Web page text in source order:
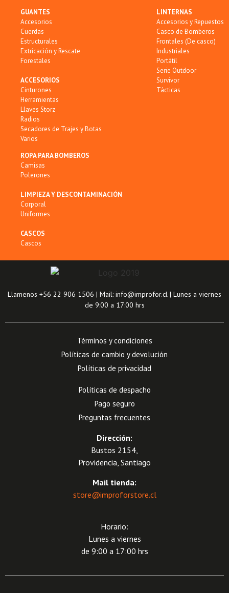
GUANTES
Accesorios
Cuerdas
Estructurales
Extricación y Rescate
Forestales
ACCESORIOS
Cinturones
Herramientas
Llaves Storz
Radios
Secadores de Trajes y Botas
Varios
LINTERNAS
Accesorios y Repuestos
Casco de Bomberos
Frontales (De casco)
Industriales
Portátil
Serie Outdoor
Survivor
Tácticas
ROPA PARA BOMBEROS
Camisas
Polerones
LIMPIEZA Y DESCONTAMINACIÓN
Corporal
Uniformes
CASCOS
Cascos
Llamenos +56 22 906 1506 | Mail: info@improfor.cl | Lunes a viernes
de 9:00 a 17:00 hrs
Términos y condiciones
Políticas de cambio y devolución
Políticas de privacidad
Políticas de despacho
Pago seguro
Preguntas frecuentes
Dirección:
Bustos 2154,
Providencia, Santiago
Mail tienda:
store@improforstore.cl
Horario:
Lunes a viernes
de 9:00 a 17:00 hrs